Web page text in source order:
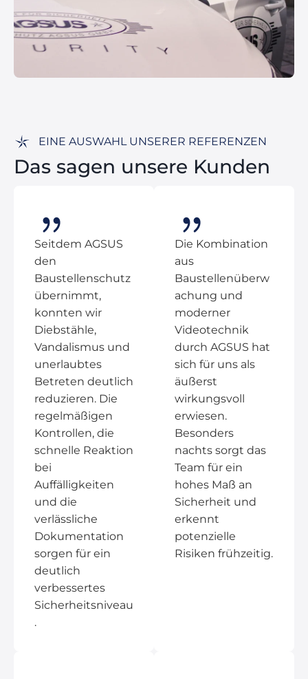
EINE AUSWAHL UNSERER REFERENZEN
Das sagen unsere Kunden
Seitdem AGSUS
den
Baustellenschutz
übernimmt,
konnten wir
Diebstähle,
Vandalismus und
unerlaubtes
Betreten deutlich
reduzieren. Die
regelmäßigen
Kontrollen, die
schnelle Reaktion
bei
Auffälligkeiten
und die
verlässliche
Dokumentation
sorgen für ein
deutlich
verbessertes
Sicherheitsniveau
.
Die Kombination
aus
Baustellenüberw
achung und
moderner
Videotechnik
durch AGSUS hat
sich für uns als
äußerst
wirkungsvoll
erwiesen.
Besonders
nachts sorgt das
Team für ein
hohes Maß an
Sicherheit und
erkennt
potenzielle
Risiken frühzeitig.